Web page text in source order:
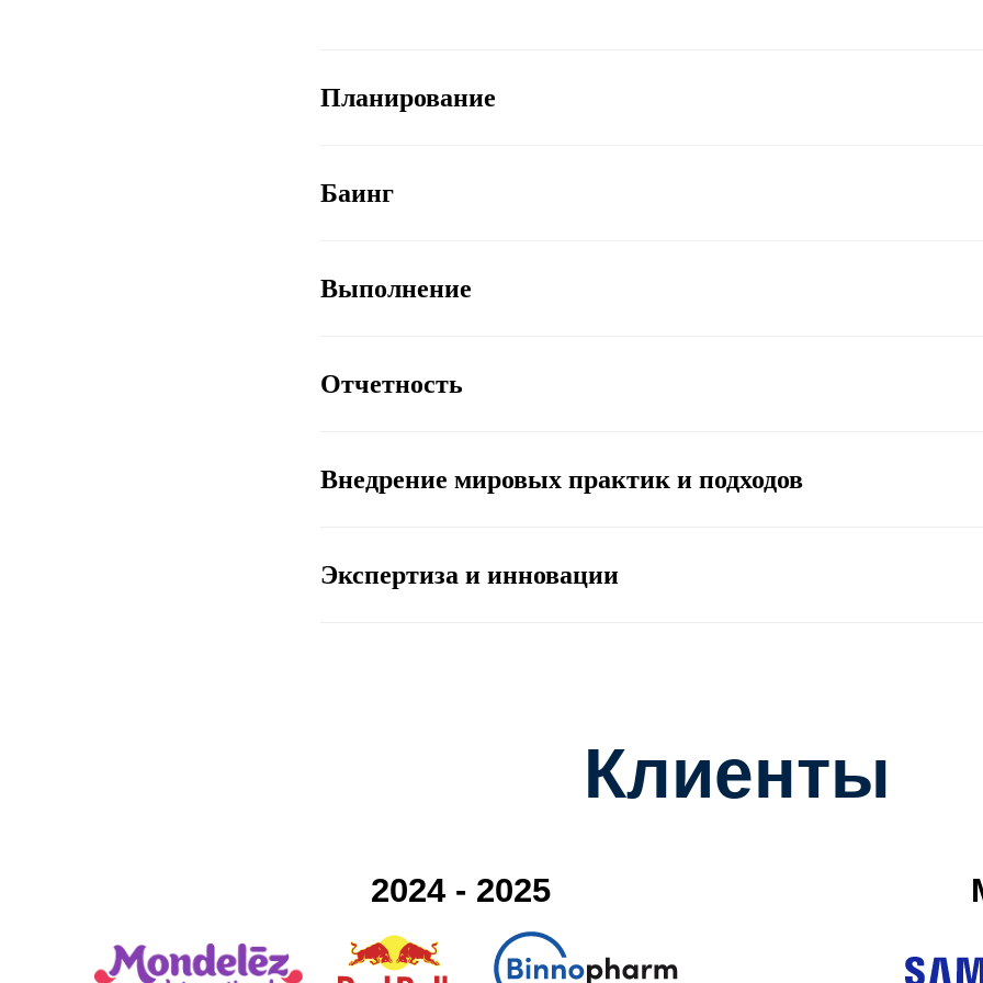
Планирование
Баинг
Выполнение
Отчетность
Внедрение мировых практик и подходов
Экспертиза и инновации
Клиенты
2024 - 2025 Много